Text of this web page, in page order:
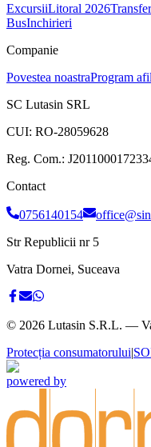
ExcursiiLitoral 2026
BusInchirieri
Companie
Povestea noastraProgram
SC Lutasin SRL
CUI: RO-28059628
Reg. Com.:
Contact
0756140154
Str Republicii nr 5
Vatra Dornei, Suceava
© 2026 Lutasin S.R.L. —
Protecția consumatorului|
powered by